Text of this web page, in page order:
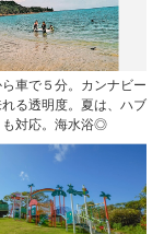
車で５分。カンナビー
る透明度。夏は、ハブ
も対応。海水浴◎